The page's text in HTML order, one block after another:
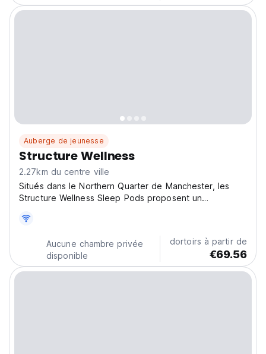
Auberge de jeunesse
Structure Wellness
2.27km du centre ville
Situés dans le Northern Quarter de Manchester, les
Structure Wellness Sleep Pods proposent un
de sport et à des cours de fitness. Une auberge de
jeunesse bien-être unique pour les voyageurs en
quête de...Aucune chambre privée
disponible
dortoirs à partir de
€69.56